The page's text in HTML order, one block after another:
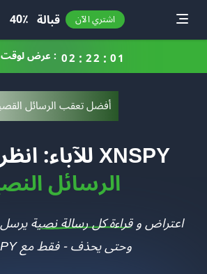
Toggle 40٪ قبالة اشتري الآن
عرض لوقت محدود : 02 22 01
أفضل تعقب الرسائل
XNSPY للآباء: انظر
الرسائل
اعتراض وقراءة كل رسالة نصية
وحتى يحذف - فقط مع XNSPY.